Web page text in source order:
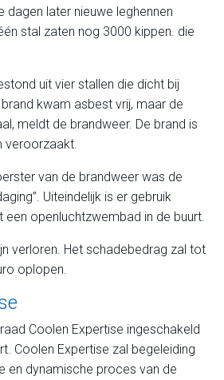
dagen later nieuwe leghennen
stal zaten nog 3000 kippen. die
uit vier stallen die dicht bij
kwam asbest vrij, maar de
meldt de brandweer. De brand is
veroorzaakt.
van de brandweer was de
Uiteindelijk is er gebruik
een openluchtzwembad in de buurt.
verloren. Het schadebedrag zal tot
oplopen.
Coolen Expertise ingeschakeld
Coolen Expertise zal begeleiding
en dynamische proces van de